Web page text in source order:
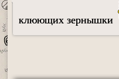
клюющих зернышки